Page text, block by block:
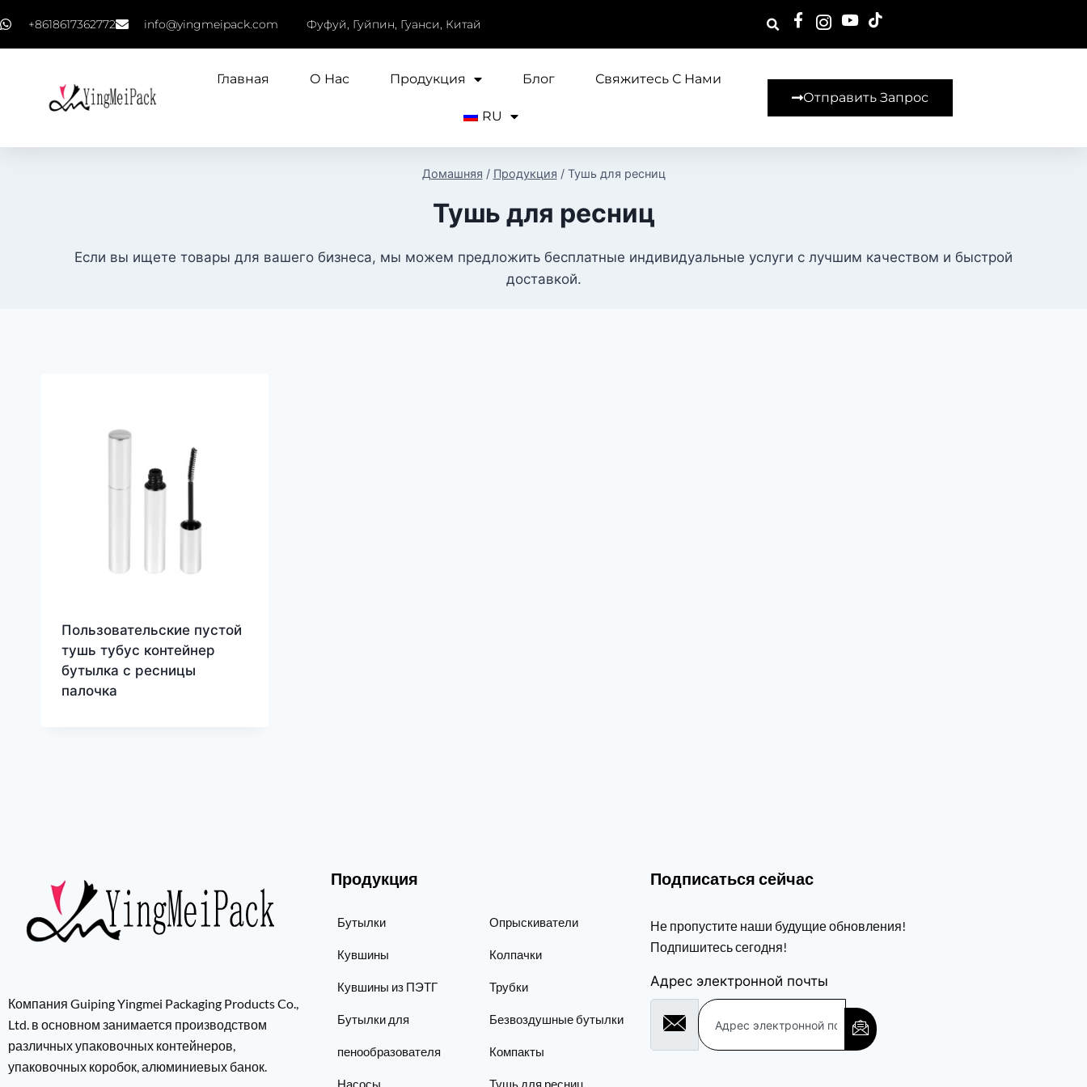
+8618617362772 info@yingmeipack.com Фуфуй, Гуйпин, Гуанси, Китай
Главная О Нас Продукция Блог Свяжитесь С Нами
RU
Отправить Запрос
Домашняя / Продукция / Тушь для ресниц
Тушь для ресниц
Если вы ищете товары для вашего бизнеса, мы можем предложить бесплатные индивидуальные услуги с лучшим качеством и быстрой
доставкой.
Пользовательские пустой
тушь тубус контейнер
бутылка с ресницы
палочка
Компания Guiping Yingmei Packaging Products Co.,
Ltd. в основном занимается производством
различных упаковочных контейнеров,
упаковочных коробок, алюминиевых банок.
Продукция
Бутылки
Кувшины
Кувшины из ПЭТГ
Бутылки для
пенообразователя
Насосы
Опрыскиватели
Колпачки
Трубки
Безвоздушные бутылки
Компакты
Тушь для ресниц
Подписаться сейчас
Не пропустите наши будущие обновления!
Подпишитесь сегодня!
Адрес электронной почты